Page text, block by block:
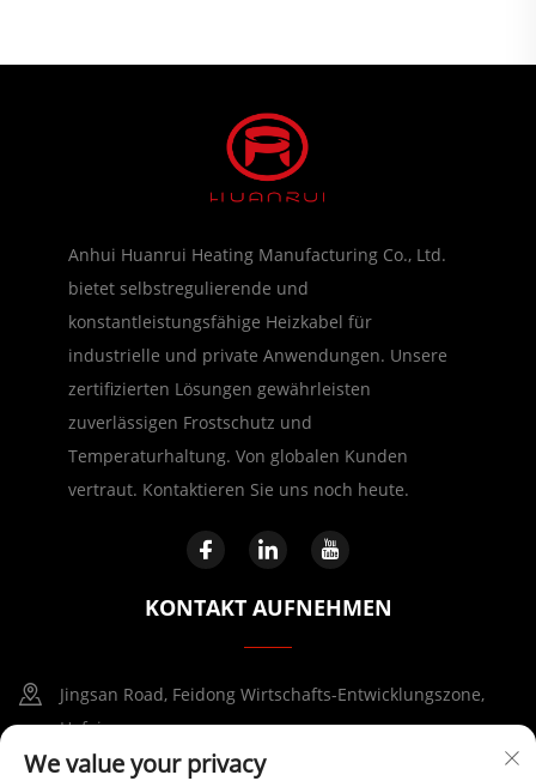
Anhui Huanrui Heating Manufacturing Co., Ltd.
bietet selbstregulierende und
konstantleistungsfähige Heizkabel für
industrielle und private Anwendungen. Unsere
zertifizierten Lösungen gewährleisten
zuverlässigen Frostschutz und
Temperaturhaltung. Von globalen Kunden
vertraut. Kontaktieren Sie uns noch heute.
KONTAKT AUFNEHMEN
Jingsan Road, Feidong Wirtschafts-Entwicklungszone,
Hefei
We value your privacy